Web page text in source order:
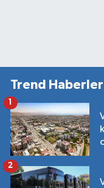
Trend Haberler
2